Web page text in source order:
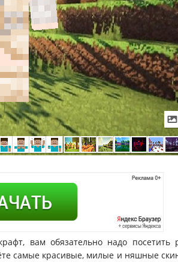
вам обязательно надо посетить
самые красивые, милые и няшные